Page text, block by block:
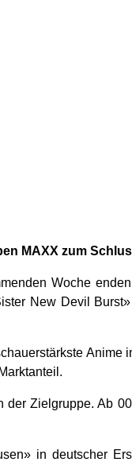
MAXX zum
Woche
New Devil
Anime
Zielgruppe. Ab
in deutscher